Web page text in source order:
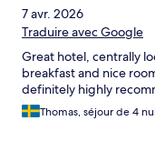
7 avr. 2026
Traduire avec Google
Great hotel, centrally
breakfast and nice
definitely highly
Thomas, séjour de 4